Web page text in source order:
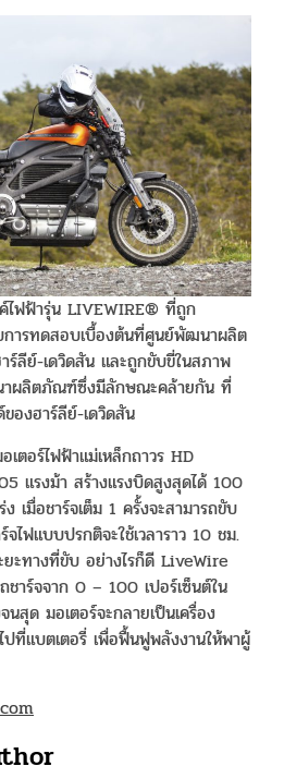
ไฟฟ้ารุ่น LIVEWIRE® ที่ถูก
ารทดสอบเบื้องต้นที่ศูนย์พัฒนาผลิต
ลีย์-เดวิดสัน และถูกขับขี่ในสภาพ
ผลิตภัณฑ์ซึ่งมีลักษณะคล้ายกัน ที่
องฮาร์ลีย์-เดวิดสัน
ตอร์ไฟฟ้าแม่เหล็กถาวร HD
แรงม้า สร้างแรงบิดสูงสุดได้ 100
เมื่อชาร์จเต็ม 1 ครั้งจะสามารถขับ
ไฟแบบปรกติจะใช้เวลาราว 10 ชม.
ะทางที่ขับ อย่างไรก็ดี LiveWire
ชาร์จจาก 0 – 100 เปอร์เซ็นต์ใน
นสุด มอเตอร์จะกลายเป็นเครื่อง
ปที่แบตเตอรี่ เพื่อฟื้นฟูพลังงานให้พาผู้